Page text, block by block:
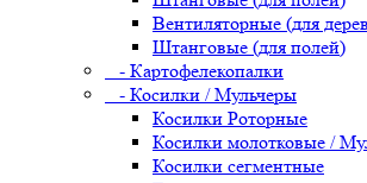
Вентиляторные (для
Штанговые (для полей)
- Картофелекопалки
- Косилки / Мульчеры
Косилки Роторные
Косилки молотковые /
Косилки сегментные